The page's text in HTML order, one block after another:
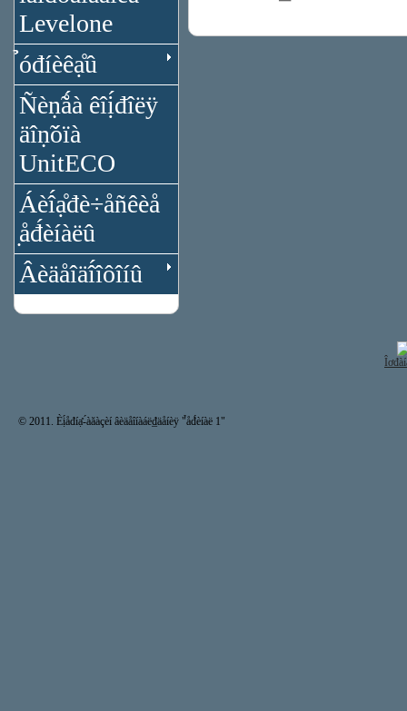
Levelone
̉óđíèêạ̊û
Ñèṇ̃ǻà êîị́đîëÿ
äîṇ̃óïà
UnitECO
Áèî́ạ̊đè÷åñêèå
̣åđ́èíàëû
Âèäåîäî́îôîíû
© 2011. Èị́åđíạ̊-́àăàçèí âèäåîíàáë₫äåíèÿ "̉åđ́èíàë 1"